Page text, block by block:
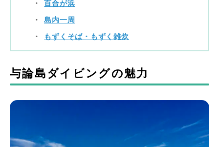
百合が浜
島内一周
もずくそば・もずく雑炊
与論島ダイビングの魅力